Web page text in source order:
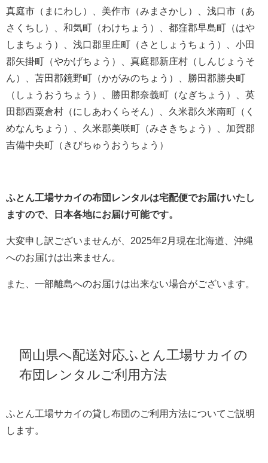
真庭市（まにわし）、美作市（みまさかし）、浅口市（あ
さくちし）、和気町（わけちょう）、都窪郡早島町（はや
しまちょう）、浅口郡里庄町（さとしょうちょう）、小田
郡矢掛町（やかげちょう）、真庭郡新庄村（しんじょうそ
ん）、苫田郡鏡野町（かがみのちょう）、勝田郡勝央町
（しょうおうちょう）、勝田郡奈義町（なぎちょう）、英
田郡西粟倉村（にしあわくらそん）、久米郡久米南町（く
めなんちょう）、久米郡美咲町（みさきちょう）、加賀郡
吉備中央町（きびちゅうおうちょう）
ふとん工場サカイの布団レンタルは宅配便でお届けいたし
ますので、日本各地にお届け可能です。
大変申し訳ございませんが、2025年2月現在北海道、沖縄
へのお届けは出来ません。
また、一部離島へのお届けは出来ない場合がございます。
岡山県へ配送対応ふとん工場サカイの
布団レンタルご利用方法
ふとん工場サカイの貸し布団のご利用方法についてご説明
します。